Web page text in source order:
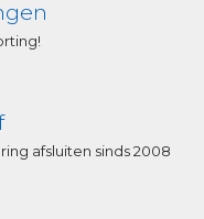
afsluiten sinds 2008